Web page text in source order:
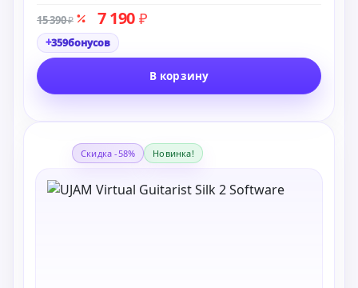
15 390₽ 7 190 ₽
+359бонусов
В корзину
Скидка -58% Новинка!